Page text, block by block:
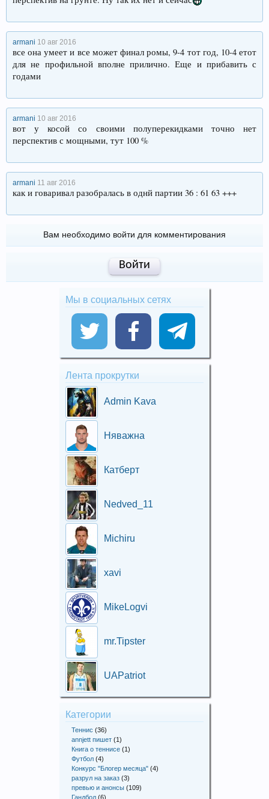
armani 10 авг 2016
все она умеет и все может финал ромы, 9-4 тот год, 10-4 етот
для не профильной вполне прилично. Еще и прибавить с
годами
armani 10 авг 2016
вот у косой со своими полуперекидками точно нет
перспектив с мощными, тут 100 %
armani 11 авг 2016
как и говаривал разобралась в однй партии 36 : 61 63 +++
Вам необходимо войти для комментирования
Войти
Мы в социальных сетях
Лента прокрутки
Admin Kava
Няважна
Катберт
Nedved_11
Michiru
xavi
MikeLogvi
mr.Tipster
UAPatriot
Категории
Теннис (36)
annjett пишет (1)
Книга о теннисе (1)
Футбол (4)
Конкурс "Блогер месяца" (4)
разрул на заказ (3)
превью и анонсы (109)
Гандбол (6)